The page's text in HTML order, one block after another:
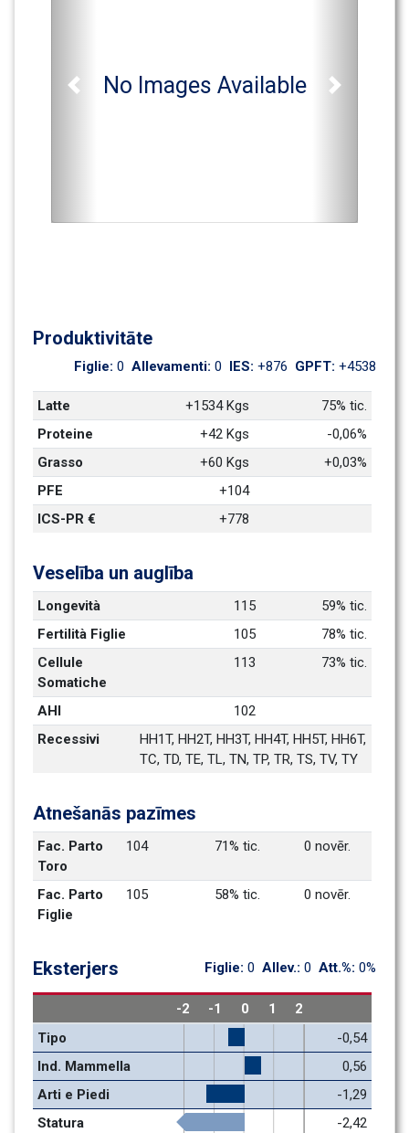
No Images Available
Previous Next
Produktivitāte
Figlie: 0 Allevamenti: 0 IES: +876 GPFT: +4538
Latte +1534 Kgs
75% tic.
Proteine
+42 Kgs
-0,06%
Grasso
+60 Kgs
+0,03%
PFE
+104
ICS-PR €
+778
Veselība un auglība
Longevità 115
59% tic.
Fertilità Figlie
105
78% tic.
Cellule
Somatiche
113 73% tic.
AHI
102
Recessivi
HH1T, HH2T, HH3T, HH4T, HH5T, HH6T,
TC, TD, TE, TL, TN, TP, TR, TS, TV, TY
Atnešanās pazīmes
Fac. Parto
Toro
104 71% tic. 0 novēr.
Fac. Parto
Figlie
105 58% tic. 0 novēr.
Eksterjers Figlie: 0 Allev.: 0 Att.%: 0%
-2 -1 0 1
2
Tipo
-0,54
Ind. Mammella
0,56
Arti e Piedi
-1,29
Statura
-2,42